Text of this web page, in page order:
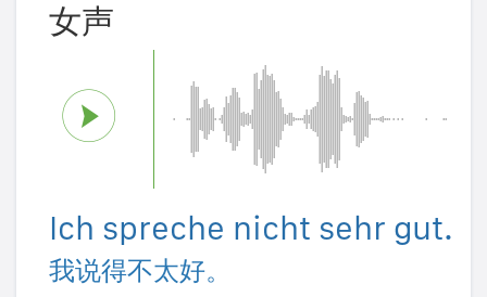
女声
Ich spreche nicht sehr gut.
我说得不太好。